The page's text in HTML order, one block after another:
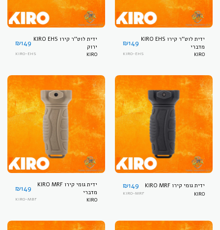
ידית לוט''ר קירו KIRO EHS
מדברי
₪149
KIRO
KIRO-EHS
ידית לוט''ר קירו KIRO EHS
ירוק
₪149
KIRO
KIRO-EHS
ידית גומי קירו KIRO MRF ₪149
KIRO
KIRO-MRF
ידית גומי קירו KIRO MRF
מדברי
₪149
KIRO
KIRO-MBF